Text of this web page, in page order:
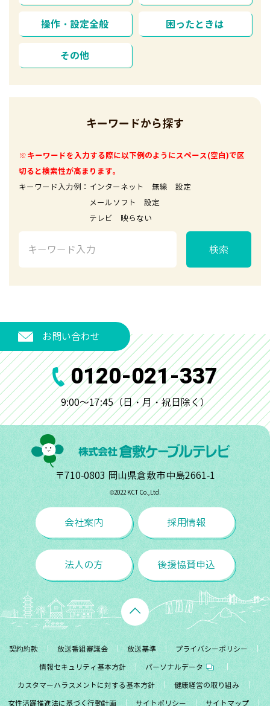
操作・設定全般 困ったときは
その他
キーワードから探す
※キーワードを入力する際に以下例のようにスペース(空白)で区
切ると検索性が高まります。
キーワード入力例：インターネット 無線 設定
メールソフト 設定
テレビ 映らない
検索
お問い合わせ
0120-021-337
9:00～17:45（日・月・祝日除く）
〒710-0803 岡山県倉敷市中島2661-1
©︎2022 KCT Co.,Ltd.
会社案内 採用情報
法人の方 後援協賛申込
契約約款 放送番組審議会 放送基準
プライバシーポリシー
情報セキュリティ基本方針
パーソナルデータ
カスタマーハラスメントに対する基本方針
健康経営の取り組み
女性活躍推進法に基づく行動計画
サイトポリシー サイトマップ